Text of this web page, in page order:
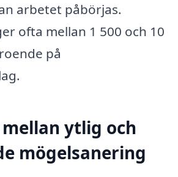
arbetet påbörjas.
ofta mellan 1 500 och 10
på
ytlig och
mögelsanering